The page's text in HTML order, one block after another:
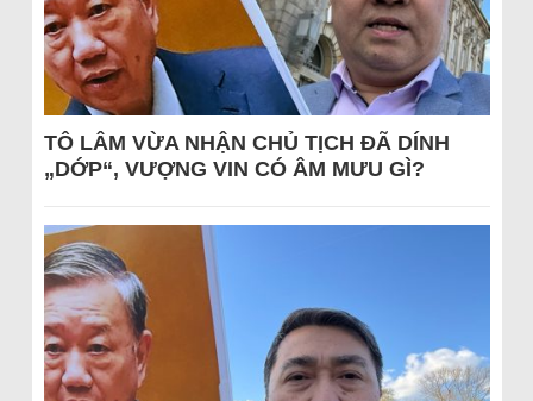
TÔ LÂM VỪA NHẬN CHỦ TỊCH ĐÃ DÍNH
„DỚP“, VƯỢNG VIN CÓ ÂM MƯU GÌ?